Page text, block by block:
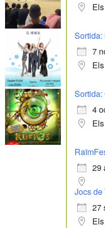
Sortida:
7
4
29
Jocs de
27